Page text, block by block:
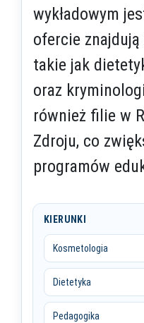
wykładowym
ofercie
takie jak
oraz
również filie w
Zdroju, co
programów
KIERUNKI
Kosmetologia
Dietetyka
Pedagogika